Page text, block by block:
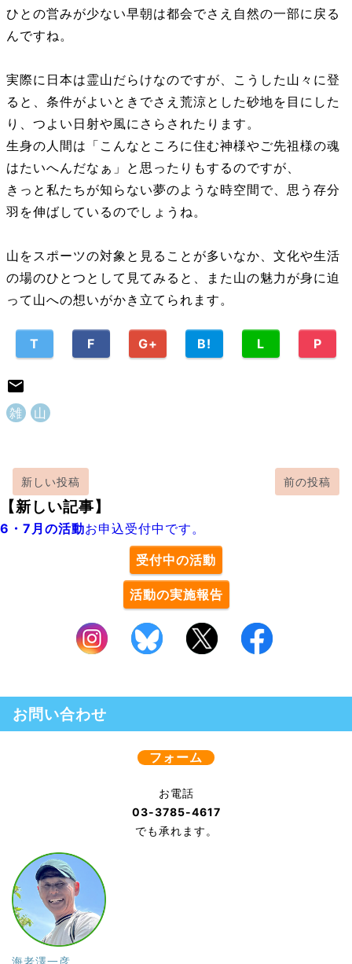
ひとの営みが少ない早朝は都会でさえ自然の一部に戻る
んですね。
実際に日本は霊山だらけなのですが、こうした山々に登
ると、条件がよいときでさえ荒涼とした砂地を目にした
り、つよい日射や風にさらされたります。
生身の人間は「こんなところに住む神様やご先祖様の魂
はたいへんだなぁ」と思ったりもするのですが、
きっと私たちが知らない夢のような時空間で、思う存分
羽を伸ばしているのでしょうね。
山をスポーツの対象と見ることが多いなか、文化や生活
の場のひとつとして見てみると、また山の魅力が身に迫
って山への想いがかき立てられます。
T F G+ B! L P
雑 山
新しい投稿 前の投稿
【新しい記事】
6・7月の活動お申込受付中です。
受付中の活動
活動の実施報告
お問い合わせ
フォーム
お電話
03-3785-4617
でも承れます。